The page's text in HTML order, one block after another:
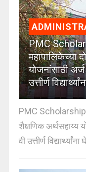
PMC
महापालिकेच्या
योजनांसाठी
उत्तीर्ण
PMC Scholarship
शैक्षणिक अर्थसहाय्य
वी उत्तीर्ण